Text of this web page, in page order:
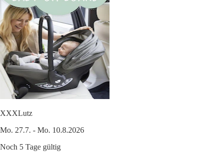
XXXLutz
Mo. 27.7. - Mo. 10.8.2026
Noch 5 Tage gültig